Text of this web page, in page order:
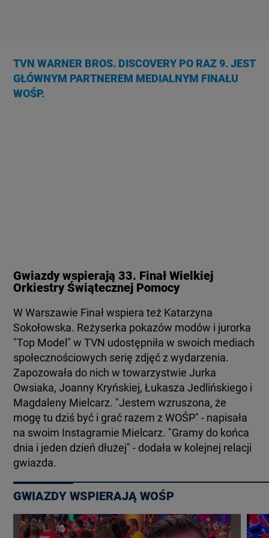
TVN WARNER BROS. DISCOVERY PO RAZ 9. JEST
GŁÓWNYM PARTNEREM MEDIALNYM FINAŁU
WOŚP.
Gwiazdy wspierają 33. Finał Wielkiej
Orkiestry Świątecznej Pomocy
W Warszawie Finał wspiera też Katarzyna
Sokołowska. Reżyserka pokazów modów i jurorka
"Top Model" w TVN udostępniła w swoich mediach
społecznościowych serię zdjęć z wydarzenia.
Zapozowała do nich w towarzystwie Jurka
Owsiaka, Joanny Kryńskiej, Łukasza Jedlińskiego i
Magdaleny Mielcarz. "Jestem wzruszona, że
mogę tu dziś być i grać razem z WOŚP" - napisała
na swoim Instagramie Mielcarz. "Gramy do końca
dnia i jeden dzień dłużej" - dodała w kolejnej relacji
gwiazda.
GWIAZDY WSPIERAJĄ WOŚP